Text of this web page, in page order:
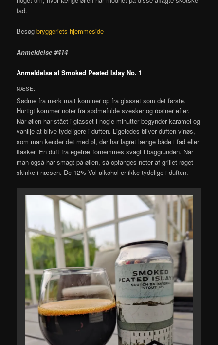
fad.
Besøgbryggeriets hjemmeside
Anmeldelse #414
Anmeldelse af Smoked Peated Islay No. 1
NÆSE:
Sødme fra mørk malt kommer op fra glasset som det første.
Hurtigt kommer noter fra sødmefulde svesker og rosiner efter.
Når øllen har stået i glasset i nogle minutter begynder karamel og
vanilje at blive tydeligere i duften. Ligeledes bliver duften vinøs,
som man kender det med øl, der har lagret længe både i fad eller
flasker. En duft fra egetræ fornemmes svagt i baggrunden. Når
man også har smagt på øllen, så opfanges noter af grillet røget
skinke i næsen. De 12% Vol alkohol er ikke tydelige i duften.